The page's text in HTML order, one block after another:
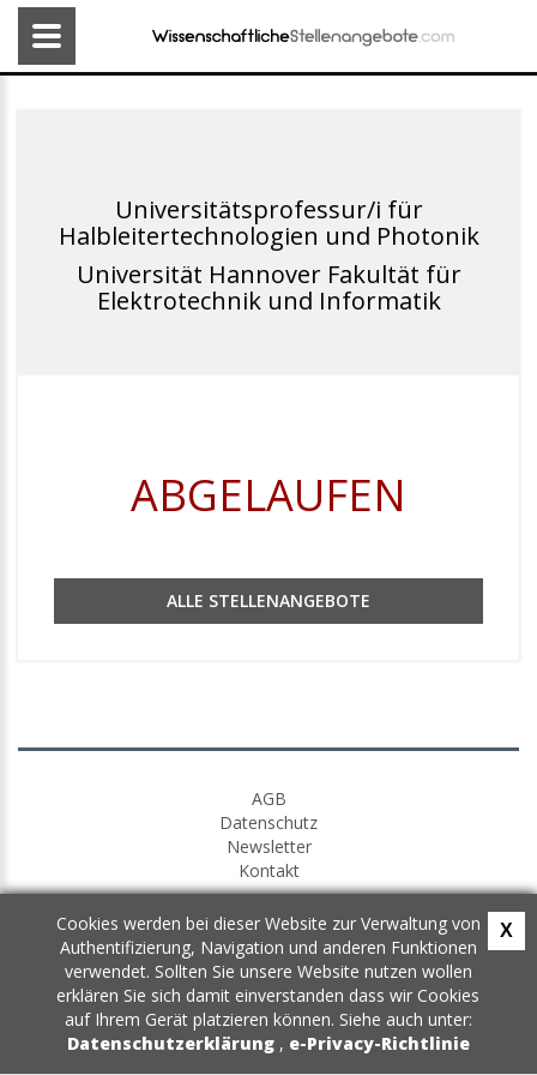
Universitätsprofessur/i für
Halbleitertechnologien und Photonik
Universität Hannover Fakultät für
Elektrotechnik und Informatik
ABGELAUFEN
ALLE STELLENANGEBOTE
AGB
Datenschutz
Newsletter
Kontakt
Cookies werden bei dieser Website zur Verwaltung von
Authentifizierung, Navigation und anderen Funktionen
verwendet. Sollten Sie unsere Website nutzen wollen
erklären Sie sich damit einverstanden dass wir Cookies
auf Ihrem Gerät platzieren können. Siehe auch unter:
Datenschutzerklärung , e-Privacy-Richtlinie
X